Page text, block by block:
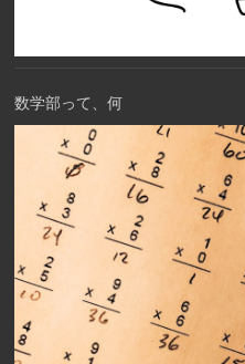
数学部って、何